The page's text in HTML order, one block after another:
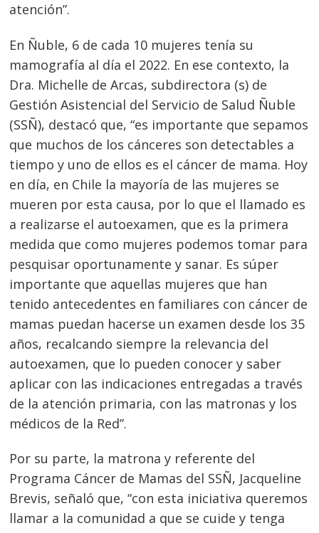
atención”.
En Ñuble, 6 de cada 10 mujeres tenía su
mamografía al día el 2022. En ese contexto, la
Dra. Michelle de Arcas, subdirectora (s) de
Gestión Asistencial del Servicio de Salud Ñuble
(SSÑ), destacó que, “es importante que sepamos
que muchos de los cánceres son detectables a
tiempo y uno de ellos es el cáncer de mama. Hoy
en día, en Chile la mayoría de las mujeres se
mueren por esta causa, por lo que el llamado es
a realizarse el autoexamen, que es la primera
medida que como mujeres podemos tomar para
pesquisar oportunamente y sanar. Es súper
importante que aquellas mujeres que han
tenido antecedentes en familiares con cáncer de
mamas puedan hacerse un examen desde los 35
años, recalcando siempre la relevancia del
autoexamen, que lo pueden conocer y saber
aplicar con las indicaciones entregadas a través
de la atención primaria, con las matronas y los
médicos de la Red”.
Por su parte, la matrona y referente del
Programa Cáncer de Mamas del SSÑ, Jacqueline
Brevis, señaló que, “con esta iniciativa queremos
llamar a la comunidad a que se cuide y tenga
Navegación
entradas